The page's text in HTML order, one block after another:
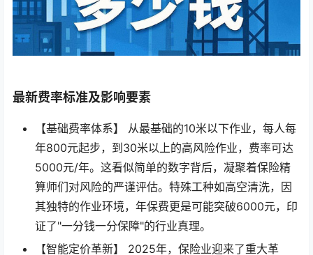
最新费率标准及影响要素
【基础费率体系】 从最基础的10米以下作业，每人每
年800元起步，到30米以上的高风险作业，费率可达
5000元/年。这看似简单的数字背后，凝聚着保险精
算师们对风险的严谨评估。特殊工种如高空清洗，因
其独特的作业环境，年保费更是可能突破6000元，印
证了"一分钱一分保障"的行业真理。
【智能定价革新】 2025年，保险业迎来了重大革